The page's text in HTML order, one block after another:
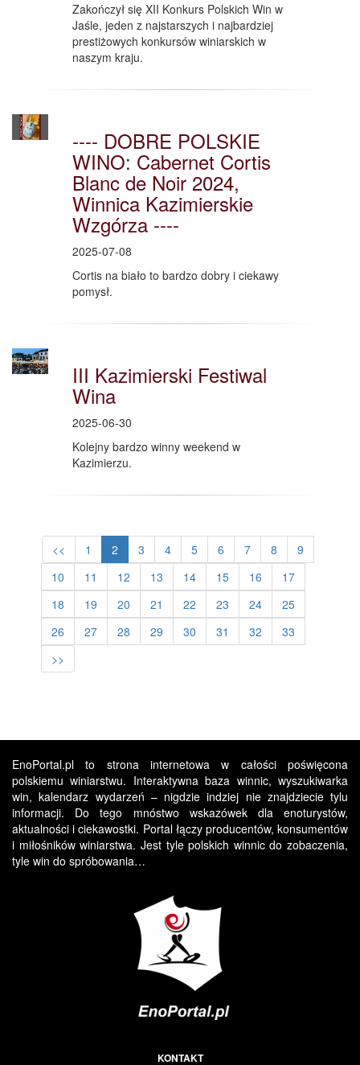
Zakończył się XII Konkurs Polskich Win w
Jaśle, jeden z najstarszych i najbardziej
prestiżowych konkursów winiarskich w
naszym kraju.
---- DOBRE POLSKIE
WINO: Cabernet Cortis
Blanc de Noir 2024,
Winnica Kazimierskie
Wzgórza ----
2025-07-08
Cortis na biało to bardzo dobry i ciekawy
pomysł.
III Kazimierski Festiwal
Wina
2025-06-30
Kolejny bardzo winny weekend w
Kazimierzu.
<< 1 2 3 4 5 6 7 8
9
10
11 12 13 14 15 16
17
18
19 20 21 22 23 24
25
26
27 28 29 30 31 32
33
>>
EnoPortal.pl to strona internetowa w całości poświęcona
polskiemu winiarstwu. Interaktywna baza winnic, wyszukiwarka
win, kalendarz wydarzeń – nigdzie indziej nie znajdziecie tylu
informacji. Do tego mnóstwo wskazówek dla enoturystów,
aktualności i ciekawostki. Portal łączy producentów, konsumentów
i miłośników winiarstwa. Jest tyle polskich winnic do zobaczenia,
tyle win do spróbowania…
KONTAKT